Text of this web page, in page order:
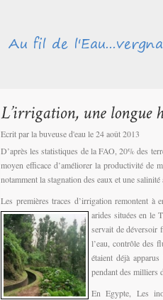
Ecrit par la buveuse d'eau le 24 août 2013
D’après les statistiques de la FAO, 20% des
moyen efficace d’améliorer la productivité de
notamment la stagnation des eaux et une salinité
Les premières traces d’irrigation remontent
arides situées en le
servait de déversoir
l’eau, contrôle des
étaient déjà
pendant des milliers
En Egypte, Les